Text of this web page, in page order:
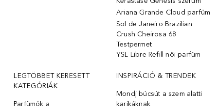
Ariana Grande Cloud parfüm
Sol de Janeiro Brazilian
Crush Cheirosa 68
Testpermet
YSL Libre Refill női parfüm
LEGTÖBBET KERESETT
KATEGÓRIÁK
Parfümök ️a
INSPIRÁCIÓ & TRENDEK
Mondj búcsút a szem alatti
karikáknak